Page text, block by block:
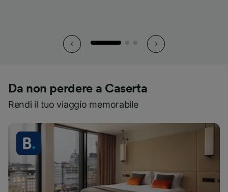
Da non perdere a Caserta
Rendi il tuo viaggio memorabile